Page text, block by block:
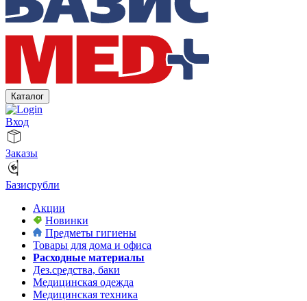
Каталог
Вход
Заказы
Базисрубли
Акции
Новинки
Предметы гигиены
Товары для дома и офиса
Расходные материалы
Дез.средства, баки
Медицинская одежда
Медицинская техника